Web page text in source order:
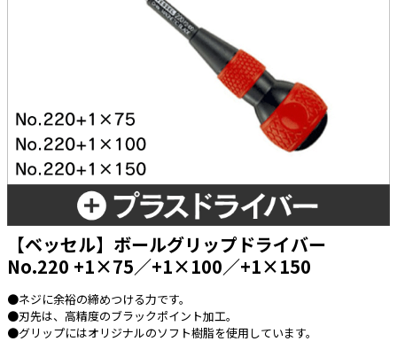
太陽光発電ケーブル・コネクタ・関連資
電源ケーブル／コネクタ／分電盤／ブレ
ーカ
電源タップ・延長コード
スイッチ・コンセント（配線器具）
PF管/FEP管/CD管/情報線保護管
みカバー
工具関連
照明設置工事
【ベッセル】ボールグリップドライバー
No.220 +1×75／+1×100／+1×150
●ネジに余裕の締めつける力です。
●刃先は、高精度のブラックポイント加工。
●グリップにはオリジナルのソフト樹脂を使用しています。